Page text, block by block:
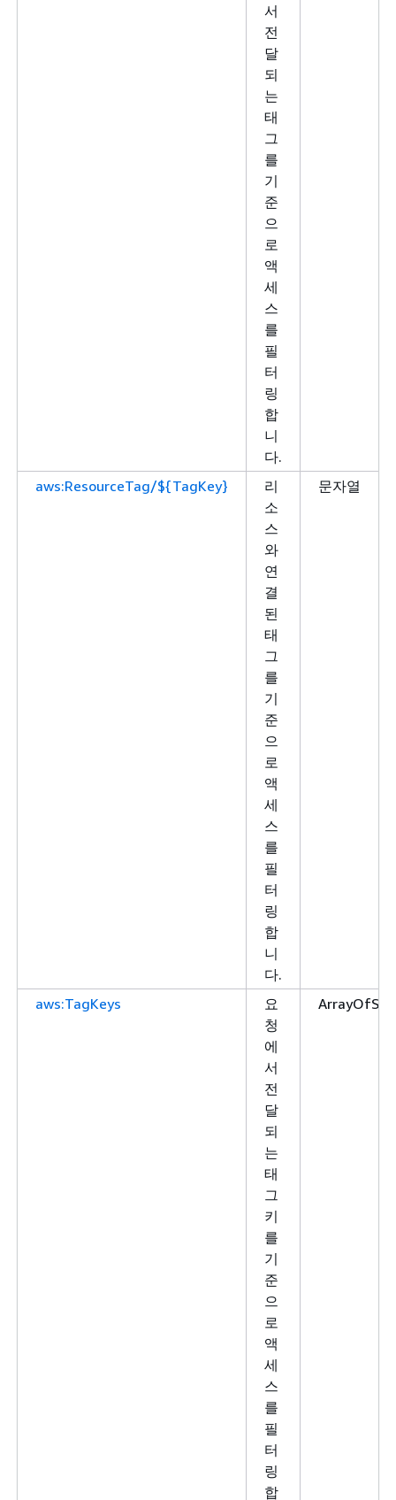
서
전
달
되
는
태
그
를
기
준
으
로
액
세
스
를
필
터
링
합
니
다.
aws:ResourceTag/${TagKey}
리
소
스
와
연
결
된
태
그
를
기
준
으
로
액
세
스
를
필
터
링
합
니
다.
문자열
aws:TagKeys
요
청
에
서
전
달
되
는
태
그
키
를
기
준
으
로
액
세
스
를
필
터
링
합